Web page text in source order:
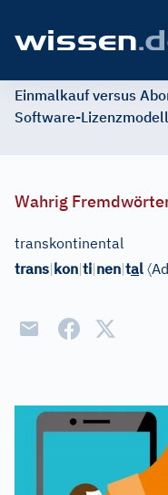
Einmalkauf versus
Software-
Wahrig
transkontinental
trans|kon|ti|nen|tal 〈